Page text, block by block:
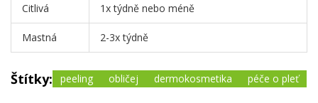
Citlivá 1x týdně nebo méně
Mastná 2-3x týdně
Štítky: peeling obličej dermokosmetika péče o pleť